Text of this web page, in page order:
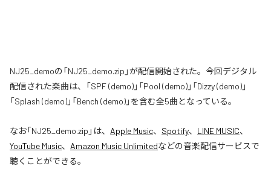
NJ25_demoの「NJ25_demo.zip」が配信開始された。今回デジタル
配信された楽曲は、「SPF (demo)」「Pool (demo)」「Dizzy (demo)」
「Splash (demo)」「Bench (demo)」を含む全5曲となっている。
なお「NJ25_demo.zip 」は、 Apple Music、 Spotify、 LINE MUSIC、
YouTube Music、 Amazon Music Unlimitedなどの音楽配信サービスで
聴くことができる。